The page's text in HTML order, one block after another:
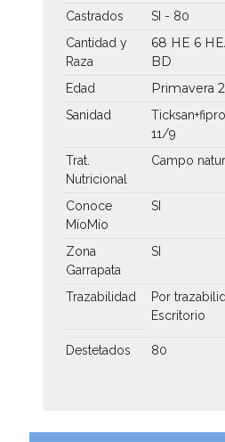
Castrados
SI - 80
Cantidad y
Raza
68 HE 6
BD
Edad Primavera
Sanidad
11/9
Trat.
Nutricional
Campo
Conoce
MíoMío
SI
Zona
Garrapata
SI
Trazabilidad
Por
Escritorio
Destetados 80